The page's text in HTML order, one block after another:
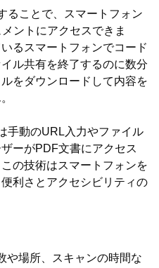
ることで、スマートフォン
ントにアクセスできま
るスマートフォンでコード
ル共有を終了するのに数分
をダウンロードして内容を
手動のURL入力やファイル
ーがPDF文書にアクセス
の技術はスマートフォンを
利さとアクセシビリティの
や場所、スキャンの時間な